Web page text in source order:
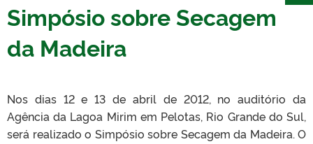
PORTARIAS
Simpósio sobre Secagem
da Madeira
Nos dias 12 e 13 de abril de 2012, no auditório da
Agência da Lagoa Mirim em Pelotas, Rio Grande do Sul,
será realizado o Simpósio sobre Secagem da Madeira. O